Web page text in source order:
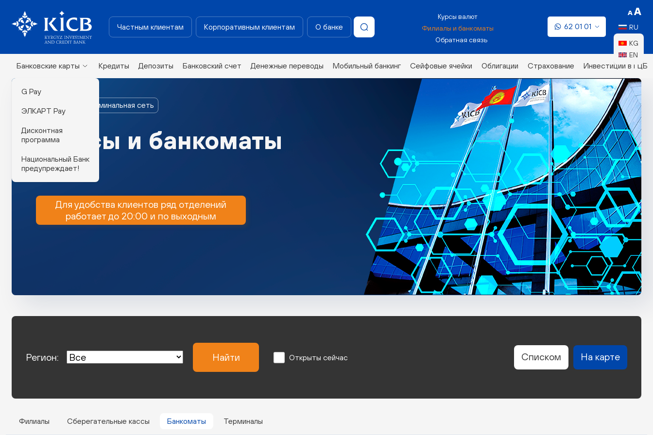
RU
KG
EN
Частным клиентам Корпоративным клиентам О банке
Банковские карты
G Pay
ЭЛКАРТ Pay
Дисконтная
программа
Национальный Банк
предупреждает!
Кредиты Депозиты Банковский счет Денежные переводы Мобильный банкинг Сейфовые ячейки Облигации Страхование Инвестиции в ГЦБ
Курсы валют
Филиалы и банкоматы
Обратная связь
62 01 01
Филиалы и терминальная сеть
Офисы и банкоматы
Для удобства клиентов ряд отделений
работает до 20:00 и по выходным
Регион: Найти Открыты сейчас Списком На карте
Филиалы Сберегательные кассы Банкоматы Терминалы